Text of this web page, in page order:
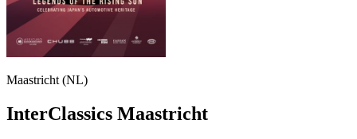
Maastricht (NL)
InterClassics Maastricht